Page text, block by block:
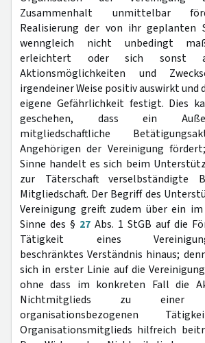
Zusammenhalt unmittelbar
Realisierung der von ihr geplanten
wenngleich nicht unbedingt
erleichtert oder sich sonst
Aktionsmöglichkeiten und
irgendeiner Weise positiv auswirkt und
eigene Gefährlichkeit festigt. Dies
geschehen, dass ein
mitgliedschaftliche
Angehörigen der Vereinigung
Sinne handelt es sich beim
zur Täterschaft verselbständigte
Mitgliedschaft. Der Begriff des
Vereinigung greift zudem über ein
Sinne des § 27 Abs. 1 StGB auf die
Tätigkeit eines
beschränktes Verständnis hinaus;
sich in erster Linie auf die
ohne dass im konkreten Fall die
Nichtmitglieds zu einer
organisationsbezogenen
Organisationsmitglieds hilfreich